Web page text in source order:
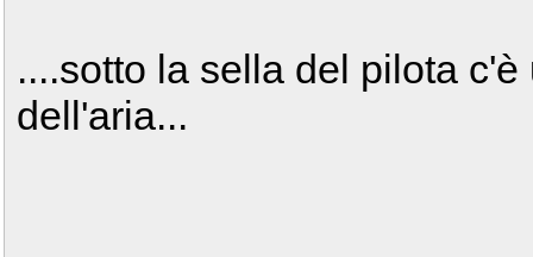
....sotto la sella del pilota
dell'aria...